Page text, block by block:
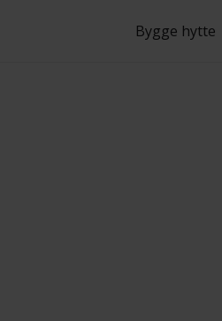
Bygge hytte